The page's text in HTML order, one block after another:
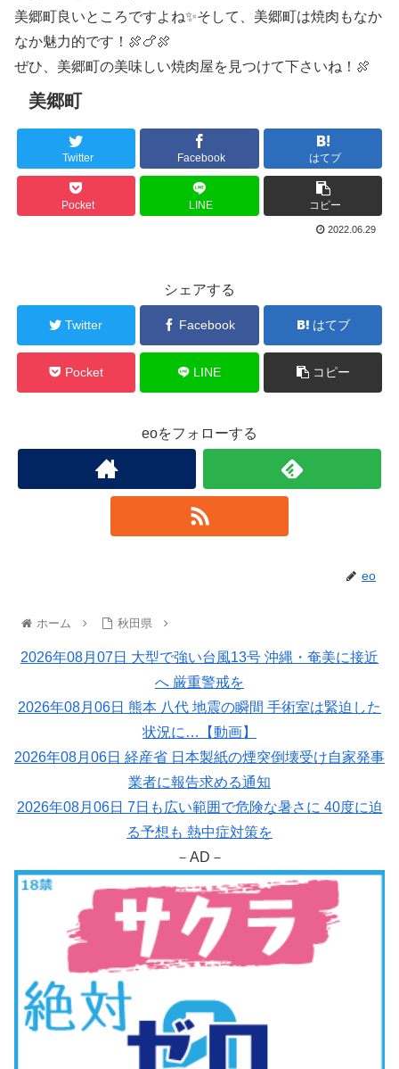
美郷町良いところですよね✨そして、美郷町は焼肉もなか
なか魅力的です！🍖🍗🍖
ぜひ、美郷町の美味しい焼肉屋を見つけて下さいね！🍖
美郷町
Twitter Facebook はてブ
Pocket LINE コピー
2022.06.29
シェアする
Twitter Facebook はてブ
Pocket LINE コピー
eoをフォローする
eo
ホーム 秋田県
2026年08月07日 大型で強い台風13号 沖縄・奄美に接近
へ 厳重警戒を
2026年08月06日 熊本 八代 地震の瞬間 手術室は緊迫した
状況に…【動画】
2026年08月06日 経産省 日本製紙の煙突倒壊受け自家発事
業者に報告求める通知
2026年08月06日 7日も広い範囲で危険な暑さに 40度に迫
る予想も 熱中症対策を
－AD－